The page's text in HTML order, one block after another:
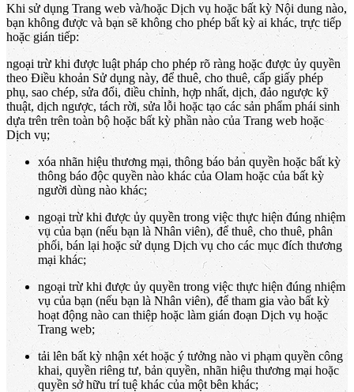
Khi sử dụng Trang web và/hoặc Dịch vụ hoặc bất kỳ Nội dung nào,
bạn không được và bạn sẽ không cho phép bất kỳ ai khác, trực tiếp
hoặc gián tiếp:
ngoại trừ khi được luật pháp cho phép rõ ràng hoặc được ủy quyền
theo Điều khoản Sử dụng này, để thuê, cho thuê, cấp giấy phép
phụ, sao chép, sửa đổi, điều chỉnh, hợp nhất, dịch, đảo ngược kỹ
thuật, dịch ngược, tách rời, sửa lỗi hoặc tạo các sản phẩm phái sinh
dựa trên trên toàn bộ hoặc bất kỳ phần nào của Trang web hoặc
Dịch vụ;
xóa nhãn hiệu thương mại, thông báo bản quyền hoặc bất kỳ
thông báo độc quyền nào khác của Olam hoặc của bất kỳ
người dùng nào khác;
ngoại trừ khi được ủy quyền trong việc thực hiện đúng nhiệm
vụ của bạn (nếu bạn là Nhân viên), để thuê, cho thuê, phân
phối, bán lại hoặc sử dụng Dịch vụ cho các mục đích thương
mại khác;
ngoại trừ khi được ủy quyền trong việc thực hiện đúng nhiệm
vụ của bạn (nếu bạn là Nhân viên), để tham gia vào bất kỳ
hoạt động nào can thiệp hoặc làm gián đoạn Dịch vụ hoặc
Trang web;
tải lên bất kỳ nhận xét hoặc ý tưởng nào vi phạm quyền công
khai, quyền riêng tư, bản quyền, nhãn hiệu thương mại hoặc
quyền sở hữu trí tuệ khác của một bên khác;